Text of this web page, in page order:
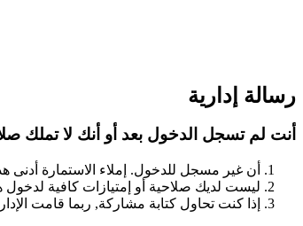
رسالة إدارية
أنت لم تسجل الدخول بعد أو أنك لا تملك
أن غير مسجل للدخول. إملاء الاستمارة
ليست لديك صلاحية أو إمتيازات كافية
إذا كنت تحاول كتابة مشاركة, ربما قامت